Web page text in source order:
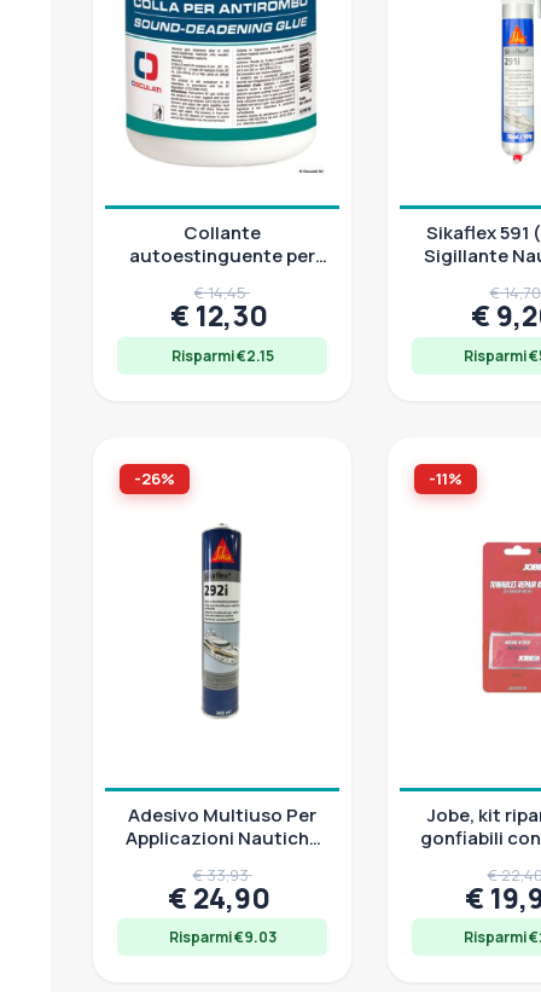
Collante
autoestinguente per
fonoassorbenti, 0,75 l
€ 14,45
€ 12,30
Risparmi €2.15
Sikaflex 591
Sigillante
€
€
Risparmi
-26%
Adesivo Multiuso Per
Applicazioni Nautiche
€ 33,93
€ 24,90
Risparmi €9.03
-11%
Jobe, kit
gonfiabili
€
€
Risparmi